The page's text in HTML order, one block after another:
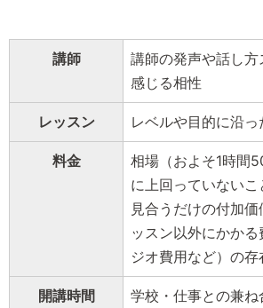
講師
講師の発声や話し
感じる相性
レッスン レベルや目的に沿
料金
相場（およそ1時間
に上回っていない
見合うだけの付加
ッスン以外にかか
ジオ費用など）の存
開講時間
学校・仕事との兼